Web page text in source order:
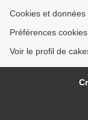
Cookies et
Préférences cookies
Voir le profil de